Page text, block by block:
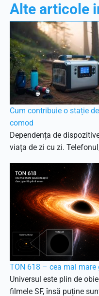
Alte articole
Cum contribuie o stație
comod
Dependența de
viața de zi cu zi.
TON 618 – cea mai mare
Universul este plin de
filmele SF, însă puține